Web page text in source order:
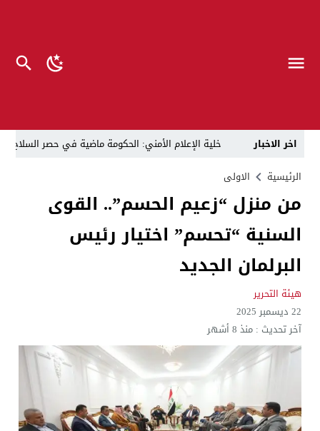
اخر الاخبار
خلية الإعلام الأمني: الحكومة ماضية في حصر السلاح
قراءة نقدية في مرثية الوصل للكاتب عباس
تحت عنوان “أقلام للمأجورين وسقوط في فخ الإفلاس
الرئيسية الاولى
من منزل “زعيم الحسم”.. القوى
السنية “تحسم” اختيار رئيس
البرلمان الجديد
هيئة التحرير
22 ديسمبر 2025
آخر تحديث :منذ 8 أشهر